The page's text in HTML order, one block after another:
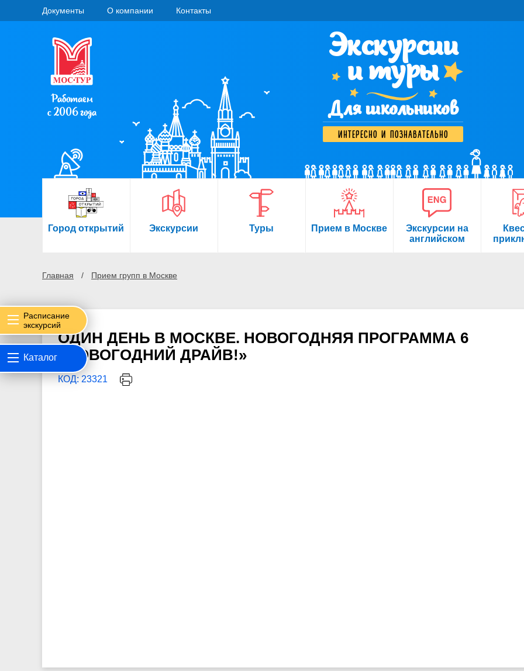
Документы О компании Контакты
Работаем
с 2006 года
Экскурсии
и туры
Для школьников
интересно и познавательно
Город открытий Экскурсии Туры Прием в Москве
Экскурсии на
английском
Главная Прием групп в Москве
Расписание
экскурсий
Каталог
ОДИН ДЕНЬ В МОСКВЕ. НОВОГОДНЯЯ ПРОГРАММА 6
«НОВОГОДНИЙ ДРАЙВ!»
КОД: 23321